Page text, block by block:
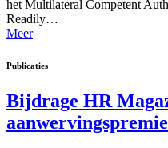
het Multilateral Competent
Readily…
Meer
Publicaties
Bijdrage HR